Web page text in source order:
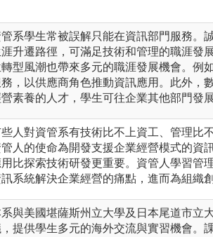
管系學生常被誤解只能在資訊部門服務。
升遷路徑，可滿足技術和管理的職涯發
型風潮也帶來多元的職涯發展機會。例
務，以供應商角色推動資訊應用。此外，
素養的人才，學生可往企業其他部門發
人對資管系有技術比不上資工、管理比
管人的使命為開發支援企業經營模式的資
用比探索技術研發更重要。資管人學習管
系統解決企業經營的痛點，進而為組織
與美國堪薩斯州立大學及日本尾道市立
提供學生多元的海外交流與實習機會。